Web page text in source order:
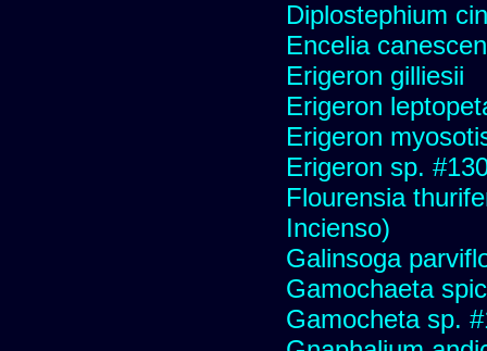
Diplostephium
Encelia
Erigeron gilliesii
Erigeron
Erigeron
Erigeron sp.
Flourensia
Incienso)
Galinsoga
Gamochaeta
Gamocheta sp.